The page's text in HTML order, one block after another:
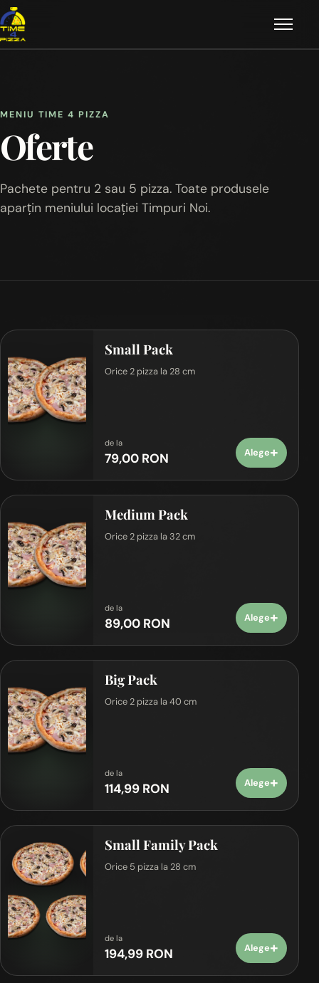
Platouri
Livrare
Comandă online
MENIU TIME 4 PIZZA
Oferte
Pachete pentru 2 sau 5 pizza. Toate produsele
aparțin meniului locației Timpuri Noi.
Small Pack
Orice 2 pizza la 28 cm
de la
79,00 RON Alege+
Medium Pack
Orice 2 pizza la 32 cm
de la
89,00 RON Alege+
Big Pack
Orice 2 pizza la 40 cm
de la
114,99 RON Alege+
Small Family Pack
Orice 5 pizza la 28 cm
de la
194,99 RON Alege+